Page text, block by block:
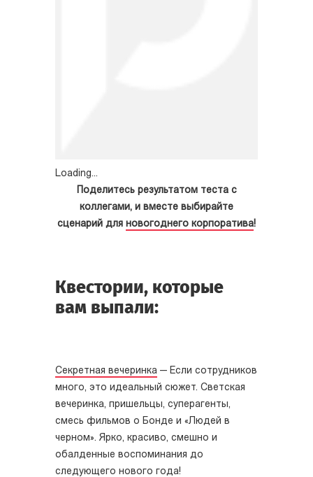
Loading...
Поделитесь результатом теста с
коллегами, и вместе выбирайте
сценарий для новогоднего корпоратива!
Квестории, которые
вам выпали:
Секретная вечеринка — Если сотрудников
много, это идеальный сюжет. Светская
вечеринка, пришельцы, суперагенты,
смесь фильмов о Бонде и «Людей в
черном». Ярко, красиво, смешно и
обалденные воспоминания до
следующего нового года!